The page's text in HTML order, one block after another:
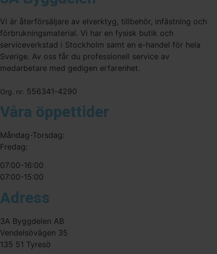
Vi är återförsäljare av elverktyg, tillbehör, infästning och
förbrukningsmaterial. Vi har en fysisk butik och
serviceverkstad i Stockholm samt en e-handel för hela
Sverige. Av oss får du professionell service av
medarbetare med gedigen erfarenhet.
Org. nr: 556341-4290
Våra öppettider
Måndag-Torsdag:
Fredag:
07:00-16:00
07:00-15:00
Adress
3A Byggdelen AB
Vendelsövägen 35
135 51 Tyresö